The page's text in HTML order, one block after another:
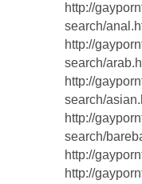
http://
search/
http://
search/
http://
search/
http://
search/
http://
http://